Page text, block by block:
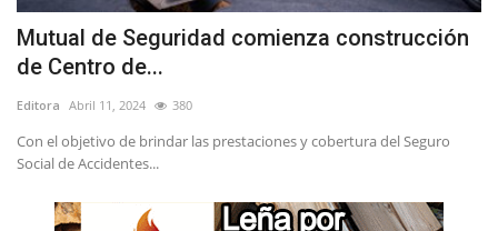
Mutual de Seguridad comienza construcción
de Centro de...
Editora Abril 11, 2024 380
Con el objetivo de brindar las prestaciones y cobertura del Seguro
Social de Accidentes...